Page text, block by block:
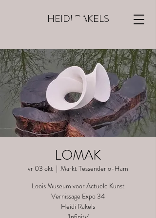
HEIDI RAKELS
LOMAK
vr 03 okt
  |
Markt Tessenderlo-Ham
Loois Museum voor Actuele Kunst
Vernissage Expo 34
Heidi Rakels